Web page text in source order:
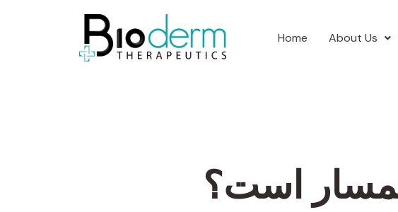
Home About Us
است؟